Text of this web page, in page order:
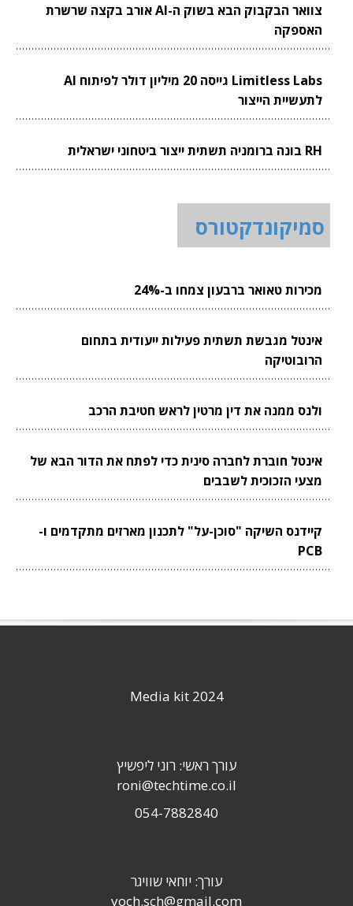
צוואר הבקבוק הבא בשוק ה-AI אורב בקצה שרשרת
האספקה
Limitless Labs גייסה 20 מיליון דולר לפיתוח AI
לתעשיית הייצור
RH בונה ברומניה תשתית ייצור ביטחוני ישראלית
סמיקונדקטורס
מכירות טאואר ברבעון צמחו ב-24%
אינטל מגבשת תשתית פעילות ייעודית בתחום
הרובוטיקה
ולנס ממנה את דין מרטין לראש חטיבת הרכב
אינטל חוברת לחברה סינית כדי לפתח את הדור הבא של
מצעי הזכוכית לשבבים
קיידנס השיקה "סוכן-על" לתכנון מארזים מתקדמים ו-
PCB
Media kit 2024
עורך ראשי: רוני ליפשיץ
roni@techtime.co.il
054-7882840
עורך: יוחאי שוויגר
yoch.sch@gmail.com